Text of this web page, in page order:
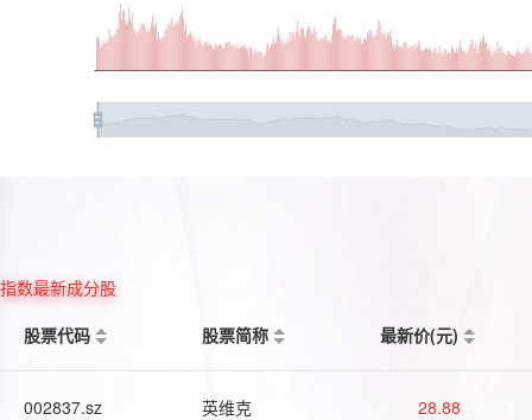
指数最新成分股
股票代码
股票简称 最新价(元)
002837.sz 英维克 28.88